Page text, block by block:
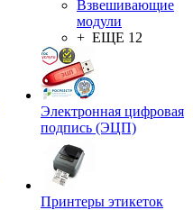
Взвешивающие
модули
+ ЕЩЕ 12
Электронная цифровая
подпись (ЭЦП)
Принтеры этикеток